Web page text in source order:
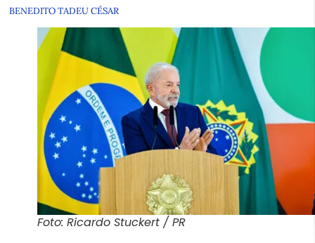
BENEDITO TADEU CÉSAR
Foto: Ricardo Stuckert / PR